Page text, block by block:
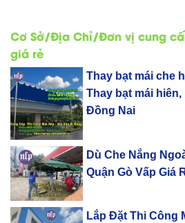
Cơ Sở/Địa Chỉ/Đơn vị cung
giá rẻ
Thay bạt mái che
Thay bạt mái hiên,
Đồng Nai
Dù Che Nắng
Quận Gò Vấp Giá
Lắp Đặt Thi Công